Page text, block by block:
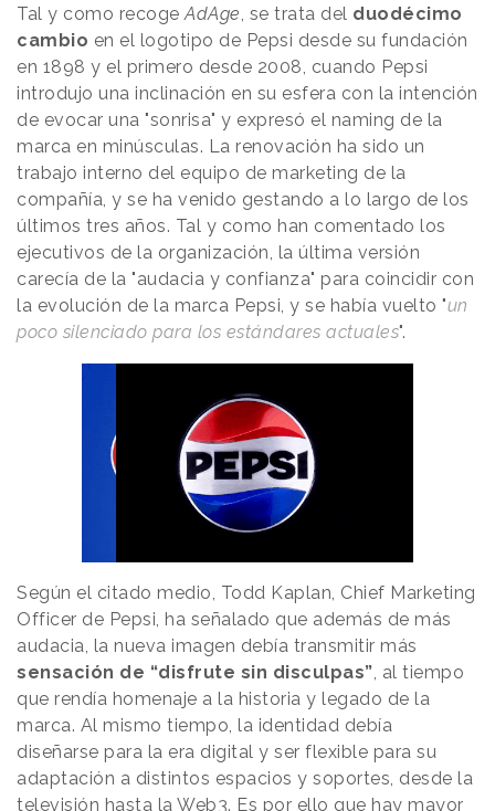
Tal y como recogeAdAge, se trata del duodécimo
cambio en el logotipo de Pepsi desde su fundación
en 1898 y el primero desde 2008, cuando Pepsi
introdujo una inclinación en su esfera con la intención
de evocar una "sonrisa" y expresó el naming de la
marca en minúsculas. La renovación ha sido un
trabajo interno del equipo de marketing de la
compañía, y se ha venido gestando a lo largo de los
últimos tres años. Tal y como han comentado los
ejecutivos de la organización, la última versión
carecía de la "audacia y confianza" para coincidir con
la evolución de la marca Pepsi, y se había vuelto "un
poco silenciado para los estándares actuales".
Según el citado medio, Todd Kaplan, Chief Marketing
Officer de Pepsi, ha señalado que además de más
audacia, la nueva imagen debía transmitir más
sensación de “disfrute sin disculpas” , al tiempo
que rendía homenaje a la historia y legado de la
marca. Al mismo tiempo, la identidad debía
diseñarse para la era digital y ser flexible para su
adaptación a distintos espacios y soportes, desde la
televisión hasta la Web3. Es por ello que hay mayor